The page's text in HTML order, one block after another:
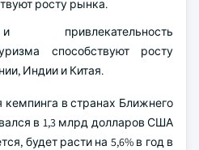
росту рынка.
способствуют росту
Индии и Китая.
в странах Ближнего
в 1,3 млрд долларов США
будет расти на 5,6% в год в